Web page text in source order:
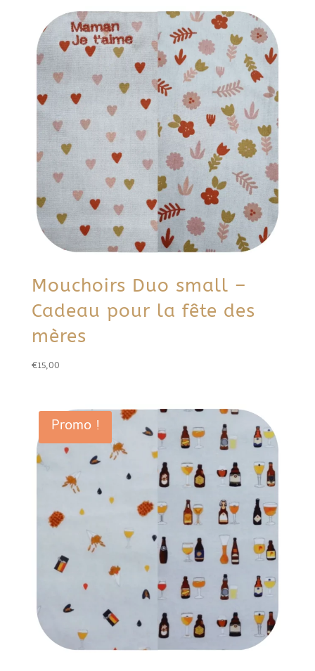
Mouchoirs Duo small –
Cadeau pour la fête des
mères
€15,00
Promo !